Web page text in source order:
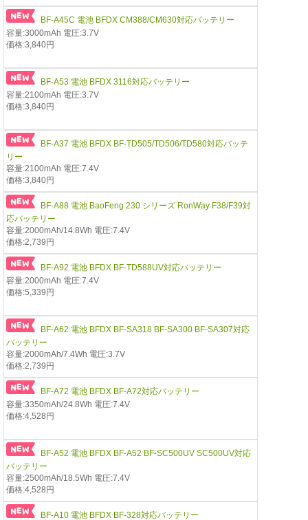
BF-A45C 電池 BFDX CM388/CM630対応バッテリー
容量:3000mAh 電圧:3.7V
価格:3,840円
BF-A53 電池 BFDX 3116対応バッテリー
容量:2100mAh 電圧:3.7V
価格:3,840円
BF-A37 電池 BFDX BF-TD505/TD506/TD580対応バッテ
リー
容量:2100mAh 電圧:7.4V
価格:3,840円
BF-A88 電池 BaoFeng 230 シリーズ RonWay F38/F39対
応バッテリー
容量:2000mAh/14.8Wh 電圧:7.4V
価格:2,739円
BF-A92 電池 BFDX BF-TD588UV対応バッテリー
容量:2000mAh 電圧:7.4V
価格:5,339円
BF-A62 電池 BFDX BF-SA318 BF-SA300 BF-SA307対応
バッテリー
容量:2000mAh/7.4Wh 電圧:3.7V
価格:2,739円
BF-A72 電池 BFDX BF-A72対応バッテリー
容量:3350mAh/24.8Wh 電圧:7.4V
価格:4,528円
BF-A52 電池 BFDX BF-A52 BF-SC500UV SC500UV対応
バッテリー
容量:2500mAh/18.5Wh 電圧:7.4V
価格:4,528円
BF-A10 電池 BFDX BF-328対応バッテリー